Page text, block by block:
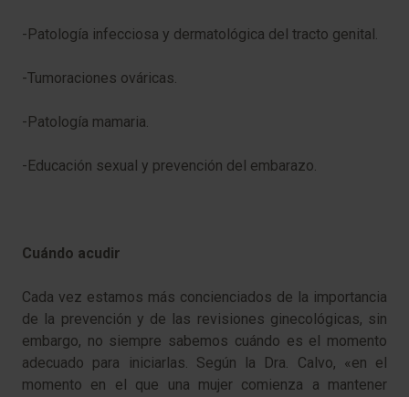
-Patología infecciosa y dermatológica del tracto genital.
-Tumoraciones ováricas.
-Patología mamaria.
-Educación sexual y prevención del embarazo.
Cuándo acudir
Cada vez estamos más concienciados de la importancia
de la prevención y de las revisiones ginecológicas, sin
embargo, no siempre sabemos cuándo es el momento
adecuado para iniciarlas. Según la Dra. Calvo, «en el
momento en el que una mujer comienza a mantener